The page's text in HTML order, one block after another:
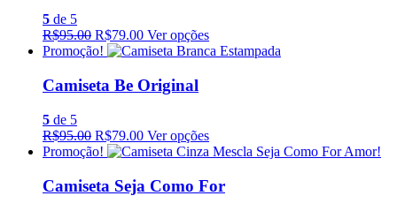
5 de 5
R$95.00 R$79.00 Ver opções
Promoção!
Camiseta Be Original
5 de 5
R$95.00 R$79.00 Ver opções
Promoção!
Camiseta Seja Como For